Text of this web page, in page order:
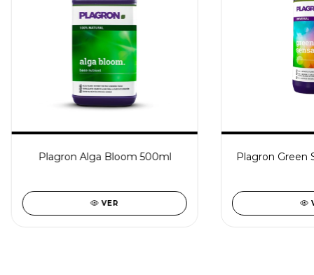
Plagron Alga Bloom 500ml
VER
Plagron Green